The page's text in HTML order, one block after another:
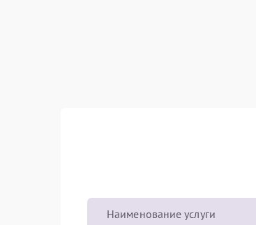
Наименование услуги